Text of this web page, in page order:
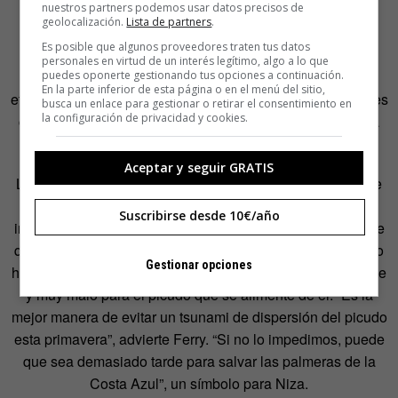
La ciudad de Niza está ahora probando diferentes
tratamientos para intentar frenar a los picudos, desde los
comunes insecticidas hasta el uso de un hongo llamado
Beauveria bassiana. Esta última técnica, pese a ser
efectiva, necesita que la dosis sea repetida cada tres meses
como máximo, dificultando una aplicación realista para la
situación de urgencia que viven las palmeras.
La técnica que de momento se ha mostrado más capaz de
contener los avances de los picudos es la inyección de
insecticidas dentro del tronco de las palmeras. El hecho de
que el producto.químico quede confinado dentro del tronco
hace que sea inocuo para el resto de vegetación colindante
y muy malo para el picudo que se alimente de él. “Es la
mejor manera de evitar un tsunami de dispersión del picudo
esta primavera”, advierte Ferry. “Si no lo impedimos, puede
que sea demasiado tarde para salvar las palmeras de la
Costa Azul”, un símbolo para Niza.
nuestros partners podemos usar datos precisos de
geolocalización. Lista de partners.
Es posible que algunos proveedores traten tus datos
personales en virtud de un interés legítimo, algo a lo que
puedes oponerte gestionando tus opciones a continuación.
En la parte inferior de esta página o en el menú del sitio,
busca un enlace para gestionar o retirar el consentimiento en
la configuración de privacidad y cookies.
Aceptar y seguir GRATIS
Suscribirse desde 10€/año
Gestionar opciones